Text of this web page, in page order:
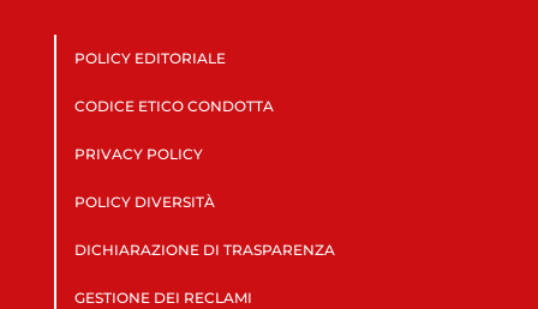
POLICY EDITORIALE
CODICE ETICO CONDOTTA
PRIVACY POLICY
POLICY DIVERSITÀ
DICHIARAZIONE DI TRASPARENZA
GESTIONE DEI RECLAMI